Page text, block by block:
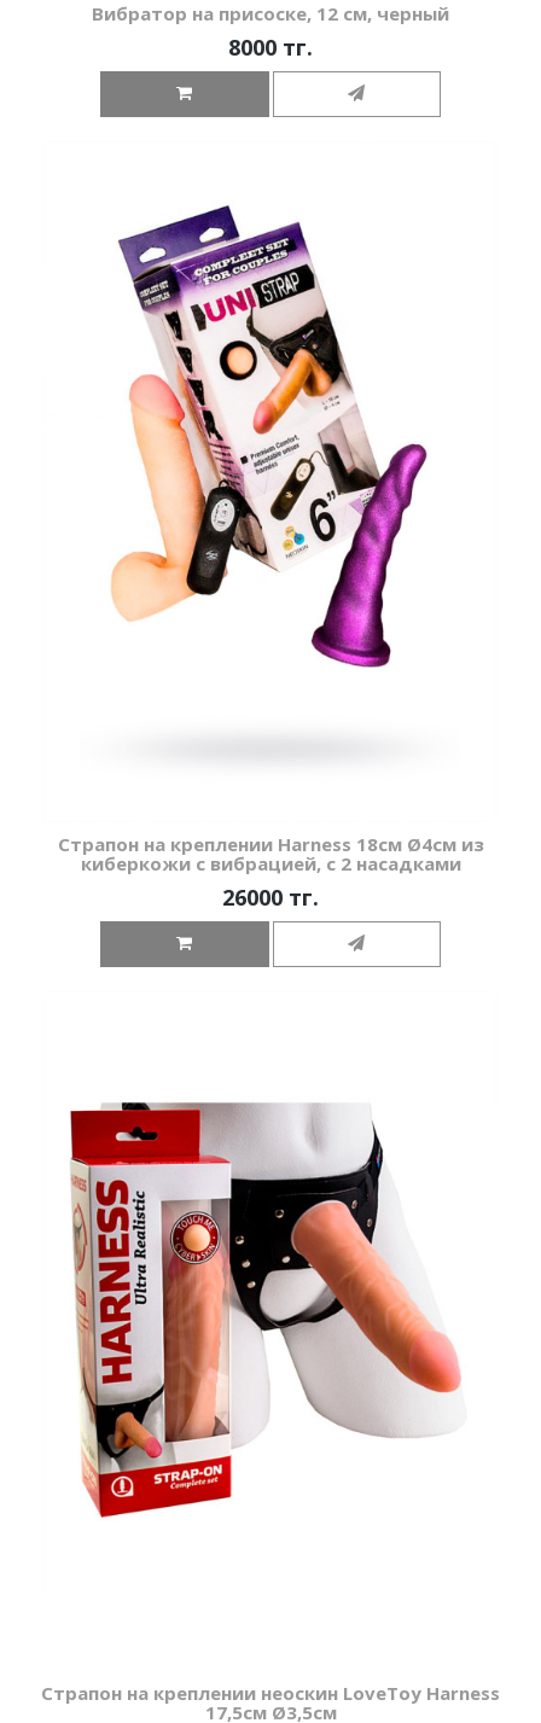
Вибратор на присоске, 12 см, черный
8000 тг.
Страпон на креплении Harness 18см Ø4см из
киберкожи с вибрацией, с 2 насадками
26000 тг.
Страпон на креплении неоскин LoveToy Harness
17,5см Ø3,5см